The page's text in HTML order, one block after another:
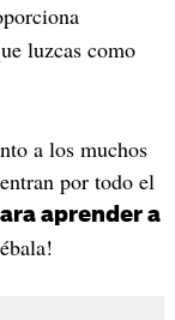
luzcas como
a los muchos
por todo el
aprender a